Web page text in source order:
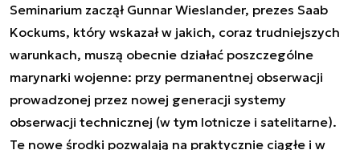
Seminarium zaczął Gunnar Wieslander, prezes Saab
Kockums, który wskazał w jakich, coraz trudniejszych
warunkach, muszą obecnie działać poszczególne
marynarki wojenne: przy permanentnej obserwacji
prowadzonej przez nowej generacji systemy
obserwacji technicznej (w tym lotnicze i satelitarne).
Te nowe środki pozwalają na praktycznie ciągłe i w